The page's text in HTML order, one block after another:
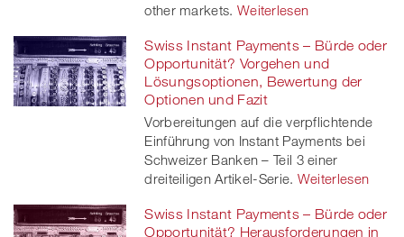
other markets. Weiterlesen
Swiss Instant Payments – Bürde oder
Opportunität? Vorgehen und
Lösungsoptionen, Bewertung der
Optionen und Fazit
Vorbereitungen auf die verpflichtende
Einführung von Instant Payments bei
Schweizer Banken – Teil 3 einer
dreiteiligen Artikel-Serie. Weiterlesen
Swiss Instant Payments – Bürde oder
Opportunität? Herausforderungen in